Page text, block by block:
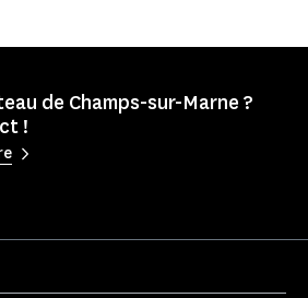
de Champs-sur-Marne ?
!